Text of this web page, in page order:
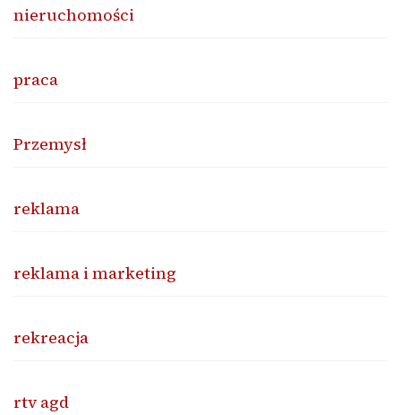
nieruchomości
praca
Przemysł
reklama
reklama i marketing
rekreacja
rtv agd